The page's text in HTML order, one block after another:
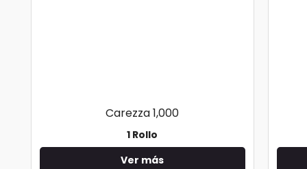
Carezza 1,000
1 Rollo
Ver más